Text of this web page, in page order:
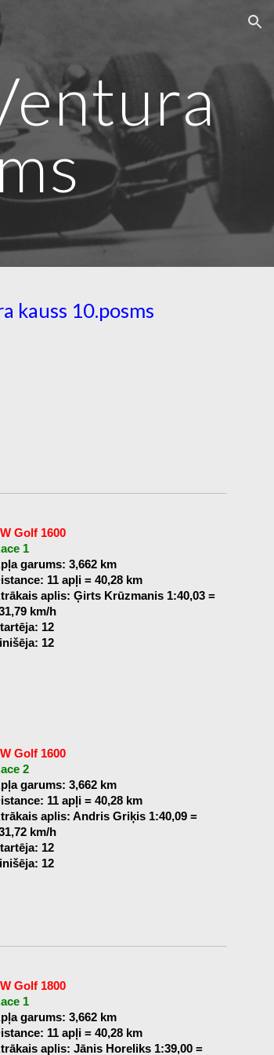
kauss 10.posms
Golf 1600
1
garums: 3,662 km
11 apļi = 40,28 km
aplis: Ģirts Krūzmanis 1:40,03 =
km/h
12
12
Golf 1600
2
garums: 3,662 km
11 apļi = 40,28 km
aplis: Andris Griķis 1:40,09 =
km/h
12
12
Golf 1800
1
garums: 3,662 km
11 apļi = 40,28 km
aplis: Jānis Horeliks 1:39,00 =